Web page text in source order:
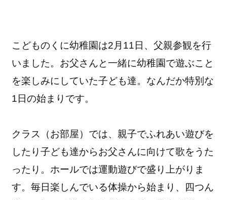
こどものくに幼稚園は2月11日、父親参観を行
いました。お父さんと一緒に幼稚園で遊ぶこと
を楽しみにしていた子ども達。なんだか特別な
1日の始まりです。
クラス（お部屋）では、親子でふれあい遊びを
したり子ども達からお父さんに向けて歌をうた
ったり。ホールでは運動遊びで盛り上がりま
す。毎日楽しんでいる体操から始まり、四つん